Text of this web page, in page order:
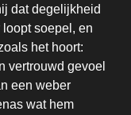
dat degelijkheid
soepel, en
het hoort:
vertrouwd gevoel
een weber
wat hem